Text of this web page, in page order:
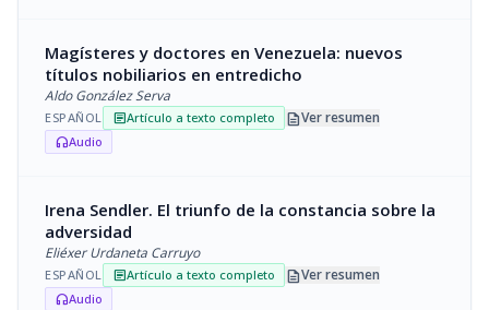
Magísteres y doctores en Venezuela: nuevos
títulos nobiliarios en entredicho
Aldo González Serva
ESPAÑOL articleArtículo a texto completo descriptionVer resumen
headphonesAudio
Irena Sendler. El triunfo de la constancia sobre la
adversidad
Eliéxer Urdaneta Carruyo
ESPAÑOL articleArtículo a texto completo descriptionVer resumen
headphonesAudio